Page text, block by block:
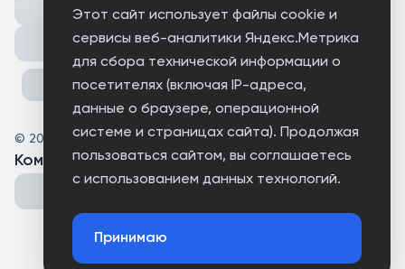
Этот сайт использует файлы cookie и
сервисы веб-аналитики Яндекс.Метрика
для сбора технической информации о
посетителях (включая IP-адреса,
данные о браузере, операционной
системе и страницах сайта). Продолжая
пользоваться сайтом, вы соглашаетесь
с использованием данных технологий.
Принимаю
Поделиться
© 2026 uxodi
Комментарии(0 )